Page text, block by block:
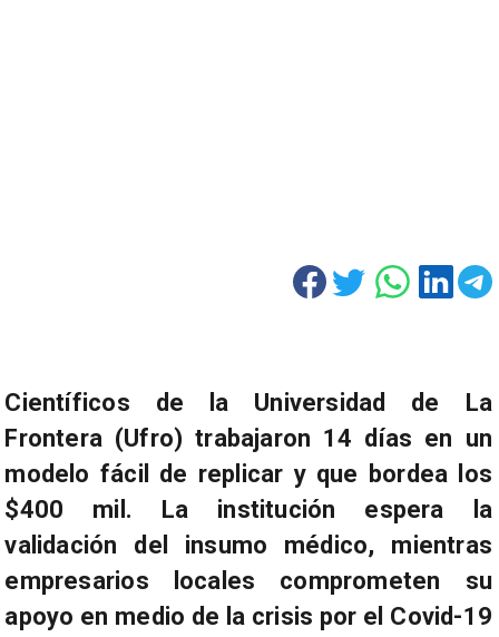
Científicos de la Universidad de La
Frontera (Ufro) trabajaron 14 días en un
modelo fácil de replicar y que bordea los
$400 mil. La institución espera la
validación del insumo médico, mientras
empresarios locales comprometen su
apoyo en medio de la crisis por el Covid-19